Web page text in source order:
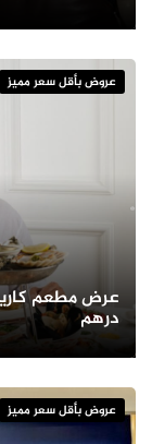
عروض بأقل سعر مميز
درهم
عروض بأقل سعر مميز